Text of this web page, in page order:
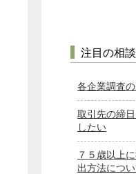
注目の相
各企業調査
取引先の締
したい
７５歳以上
出方法につい